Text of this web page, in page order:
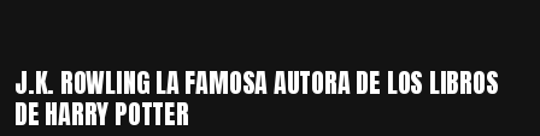
J.K. ROWLING LA FAMOSA AUTORA DE LOS LIBROS
DE HARRY POTTER